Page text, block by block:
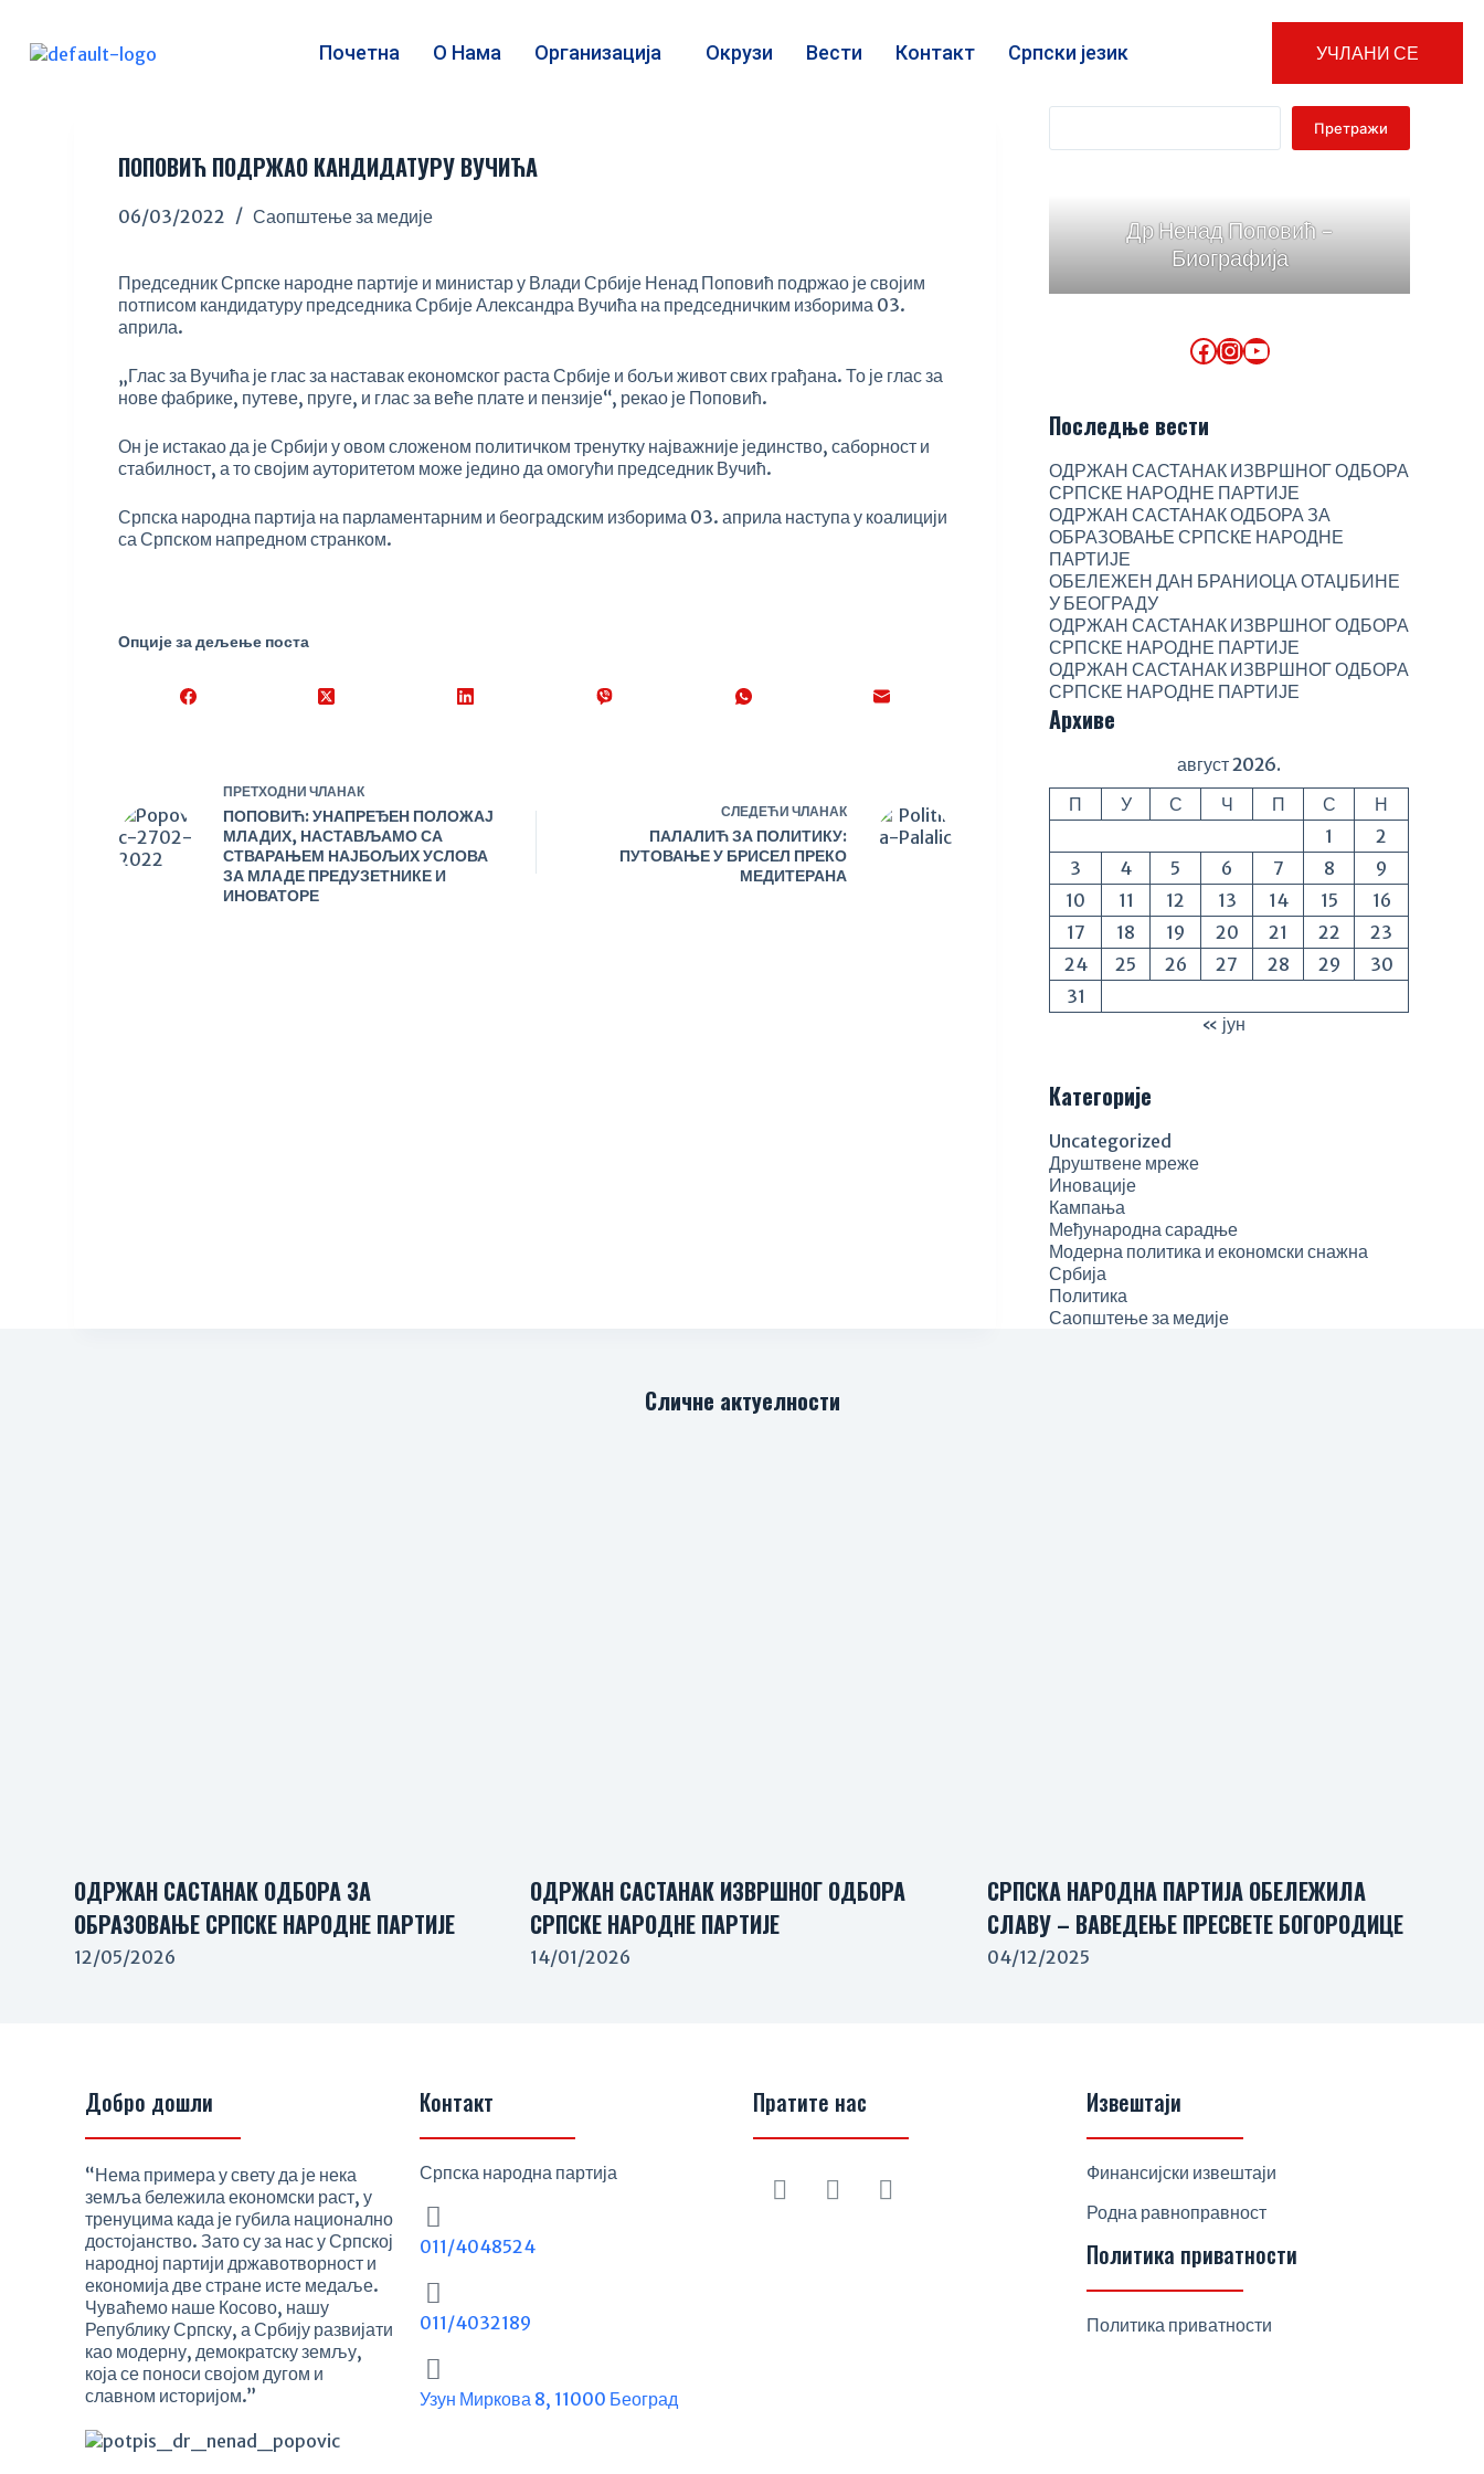
k
Почетна О Нама Организација Окрузи Вести Контакт Српски језик УЧЛАНИ СЕ
ПОПОВИЋ ПОДРЖАО КАНДИДАТУРУ ВУЧИЋА
06/03/2022 Саопштење за медије
Председник Српске народне партије и министар у Влади Србије Ненад Поповић подржао је својим
потписом кандидатуру председника Србије Александра Вучића на председничким изборима 03.
априла.
„Глас за Вучића је глас за наставак економског раста Србије и бољи живот свих грађана. То је глас за
нове фабрике, путеве, пруге, и глас за веће плате и пензије“, рекао је Поповић.
Он је истакао да је Србији у овом сложеном политичком тренутку најважније јединство, саборност и
стабилност, а то својим ауторитетом може једино да омогући председник Вучић.
Српска народна партија на парламентарним и београдским изборима 03. априла наступа у коалицији
са Српском напредном странком.
Опције за дељење поста
ПРЕТХОДНИЧЛАНАК
ПОПОВИЋ: УНАПРЕЂЕН ПОЛОЖАЈ
МЛАДИХ, НАСТАВЉАМО СА
СТВАРАЊЕМ НАЈБОЉИХ УСЛОВА
ЗА МЛАДЕ ПРЕДУЗЕТНИКЕ И
ИНОВАТОРЕ
СЛЕДЕЋИ ЧЛАНАК
ПАЛАЛИЋ ЗА ПОЛИТИКУ:
ПУТОВАЊЕ У БРИСЕЛ ПРЕКО
МЕДИТЕРАНА
Претражи
Др Ненад Поповић -
Биографија
Последње вести
ОДРЖАН САСТАНАК ИЗВРШНОГ ОДБОРА
СРПСКЕ НАРОДНЕ ПАРТИЈЕ
ОДРЖАН САСТАНАК ОДБОРА ЗА
ОБРАЗОВАЊЕ СРПСКЕ НАРОДНЕ
ПАРТИЈЕ
ОБЕЛЕЖЕН ДАН БРАНИОЦА ОТАЏБИНЕ
У БЕОГРАДУ
ОДРЖАН САСТАНАК ИЗВРШНОГ ОДБОРА
СРПСКЕ НАРОДНЕ ПАРТИЈЕ
ОДРЖАН САСТАНАК ИЗВРШНОГ ОДБОРА
СРПСКЕ НАРОДНЕ ПАРТИЈЕ
Архиве
август 2026.
П
У С Ч П С
Н
1
2
3
4 5 6 7 8
9
10
11 12 13 14 15
16
17
18 19 20 21 22
23
24
25 26 27 28 29
30
31
« јун
Категорије
Uncategorized
Друштвене мреже
Иновације
Кампања
Међународна сарадње
Модерна политика и економски снажна
Србија
Политика
Саопштење за медије
Сличне актуелности
ОДРЖАН САСТАНАК ОДБОРА ЗА
ОБРАЗОВАЊЕ СРПСКЕ НАРОДНЕ ПАРТИЈЕ
12/05/2026
ОДРЖАН САСТАНАК ИЗВРШНОГ ОДБОРА
СРПСКЕ НАРОДНЕ ПАРТИЈЕ
14/01/2026
СРПСКА НАРОДНА ПАРТИЈА ОБЕЛЕЖИЛА
СЛАВУ – ВАВЕДЕЊЕ ПРЕСВЕТЕ БОГОРОДИЦЕ
04/12/2025
Добро дошли
“Нема примера у свету да је нека
земља бележила економски раст, у
тренуцима када је губила национално
достојанство. Зато су за нас у Српској
народној партији државотворност и
економија две стране исте медаље.
Чуваћемо наше Косово, нашу
Републику Српску, а Србију развијати
као модерну, демократску земљу,
која се поноси својом дугом и
славном историјом.”
Контакт
Српска народна партија
011/4048524
011/4032189
Узун Миркова 8, 11000 Београд
Пратите нас Извештаји
Финансијски извештаји
Родна равноправност
Политика приватности
Политика приватности